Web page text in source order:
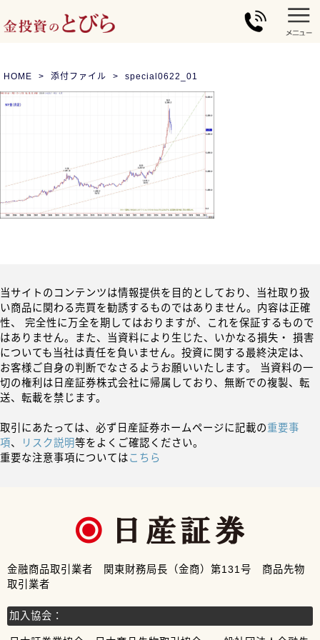
HOME 添付ファイル special0622_01
当サイトのコンテンツは情報提供を目的としており、当社取り扱
い商品に関わる売買を勧誘するものではありません。内容は正確
性、 完全性に万全を期してはおりますが、これを保証するもので
はありません。また、当資料により生じた、いかなる損失・ 損害
についても当社は責任を負いません。投資に関する最終決定は、
お客様ご自身の判断でなさるようお願いいたします。 当資料の一
切の権利は日産証券株式会社に帰属しており、無断での複製、転
送、転載を禁じます。
取引にあたっては、必ず日産証券ホームページに記載の重要事
項、 リスク説明等をよくご確認ください。
重要な注意事項についてはこちら
金融商品取引業者 関東財務局長（金商）第131号 商品先物
取引業者
加入協会：